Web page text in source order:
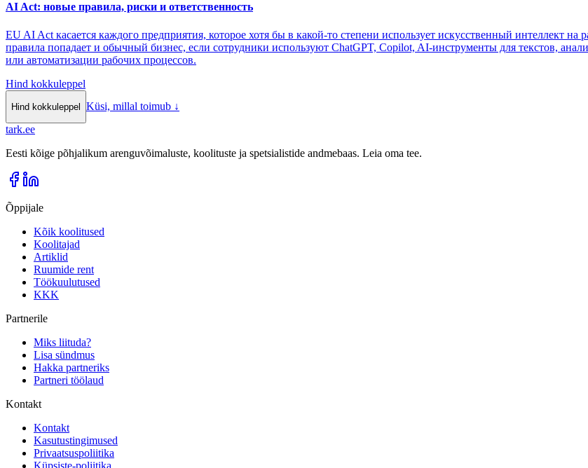
AI Act: новые правила, риски и ответственность
EU AI Act касается каждого предприятия, которое хотя бы в какой-то степени использует искусственный интеллект
правила попадает и обычный бизнес, если сотрудники используют ChatGPT, Copilot, AI-инструменты для текстов,
или автоматизации рабочих процессов.
Hind kokkuleppel
Hind kokkuleppel Küsi, millal toimub ↓
tark.ee
Eesti kõige põhjalikum arenguvõimaluste, koolituste ja spetsialistide andmebaas. Leia oma tee.
Õppijale
Kõik koolitused
Koolitajad
Artiklid
Ruumide rent
Töökuulutused
KKK
Partnerile
Miks liituda?
Lisa sündmus
Hakka partneriks
Partneri töölaud
Kontakt
Kontakt
Kasutustingimused
Privaatsuspoliitika